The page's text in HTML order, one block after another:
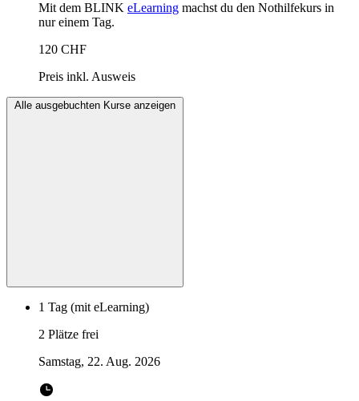
Mit dem BLINK eLearning machst du den Nothilfekurs in
nur einem Tag.
120 CHF
Preis inkl. Ausweis
Alle ausgebuchten Kurse anzeigen
1 Tag (mit eLearning)
2 Plätze frei
Samstag, 22. Aug. 2026